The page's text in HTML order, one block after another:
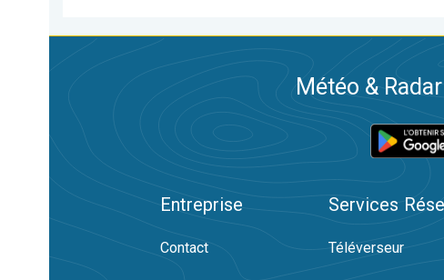
Météo &
Entreprise
Contact
Services
Téléverseur